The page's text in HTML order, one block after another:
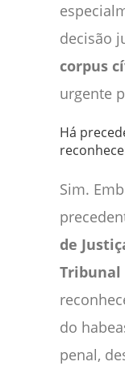
decisão
corpus
urgente
Há
Sim.
de
Tribunal
do
penal,